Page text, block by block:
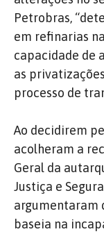
Petrobras,
em refinarias
capacidade de
as
processo de
Ao decidirem
acolheram a
Geral da
Justiça e
argumentaram
baseia na